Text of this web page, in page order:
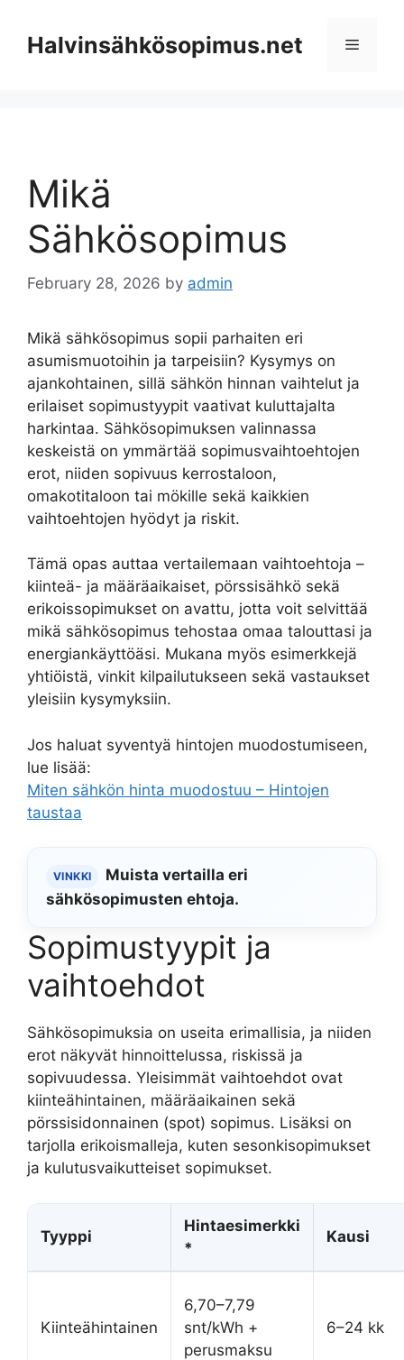
contentHalvinsähkösopimus.net Menu
Mikä
Sähkösopimus
February 28, 2026 by admin
Mikä sähkösopimus sopii parhaiten eri
asumismuotoihin ja tarpeisiin? Kysymys on
ajankohtainen, sillä sähkön hinnan vaihtelut ja
erilaiset sopimustyypit vaativat kuluttajalta
harkintaa. Sähkösopimuksen valinnassa
keskeistä on ymmärtää sopimusvaihtoehtojen
erot, niiden sopivuus kerrostaloon,
omakotitaloon tai mökille sekä kaikkien
vaihtoehtojen hyödyt ja riskit.
Tämä opas auttaa vertailemaan vaihtoehtoja –
kiinteä- ja määräaikaiset, pörssisähkö sekä
erikoissopimukset on avattu, jotta voit selvittää
mikä sähkösopimus tehostaa omaa talouttasi ja
energiankäyttöäsi. Mukana myös esimerkkejä
yhtiöistä, vinkit kilpailutukseen sekä vastaukset
yleisiin kysymyksiin.
Jos haluat syventyä hintojen muodostumiseen,
lue lisää:
Miten sähkön hinta muodostuu – Hintojen
taustaa
VINKKI
Muista vertailla eri
sähkösopimusten ehtoja.
Sopimustyypit ja
vaihtoehdot
Sähkösopimuksia on useita erimallisia, ja niiden
erot näkyvät hinnoittelussa, riskissä ja
sopivuudessa. Yleisimmät vaihtoehdot ovat
kiinteähintainen, määräaikainen sekä
pörssisidonnainen (spot) sopimus. Lisäksi on
tarjolla erikoismalleja, kuten sesonkisopimukset
ja kulutusvaikutteiset sopimukset.
Tyyppi
Hintaesimerkki
*
Kausi
Kiinteähintainen
6,70–7,79
snt/kWh +
perusmaksu
6–24 kk